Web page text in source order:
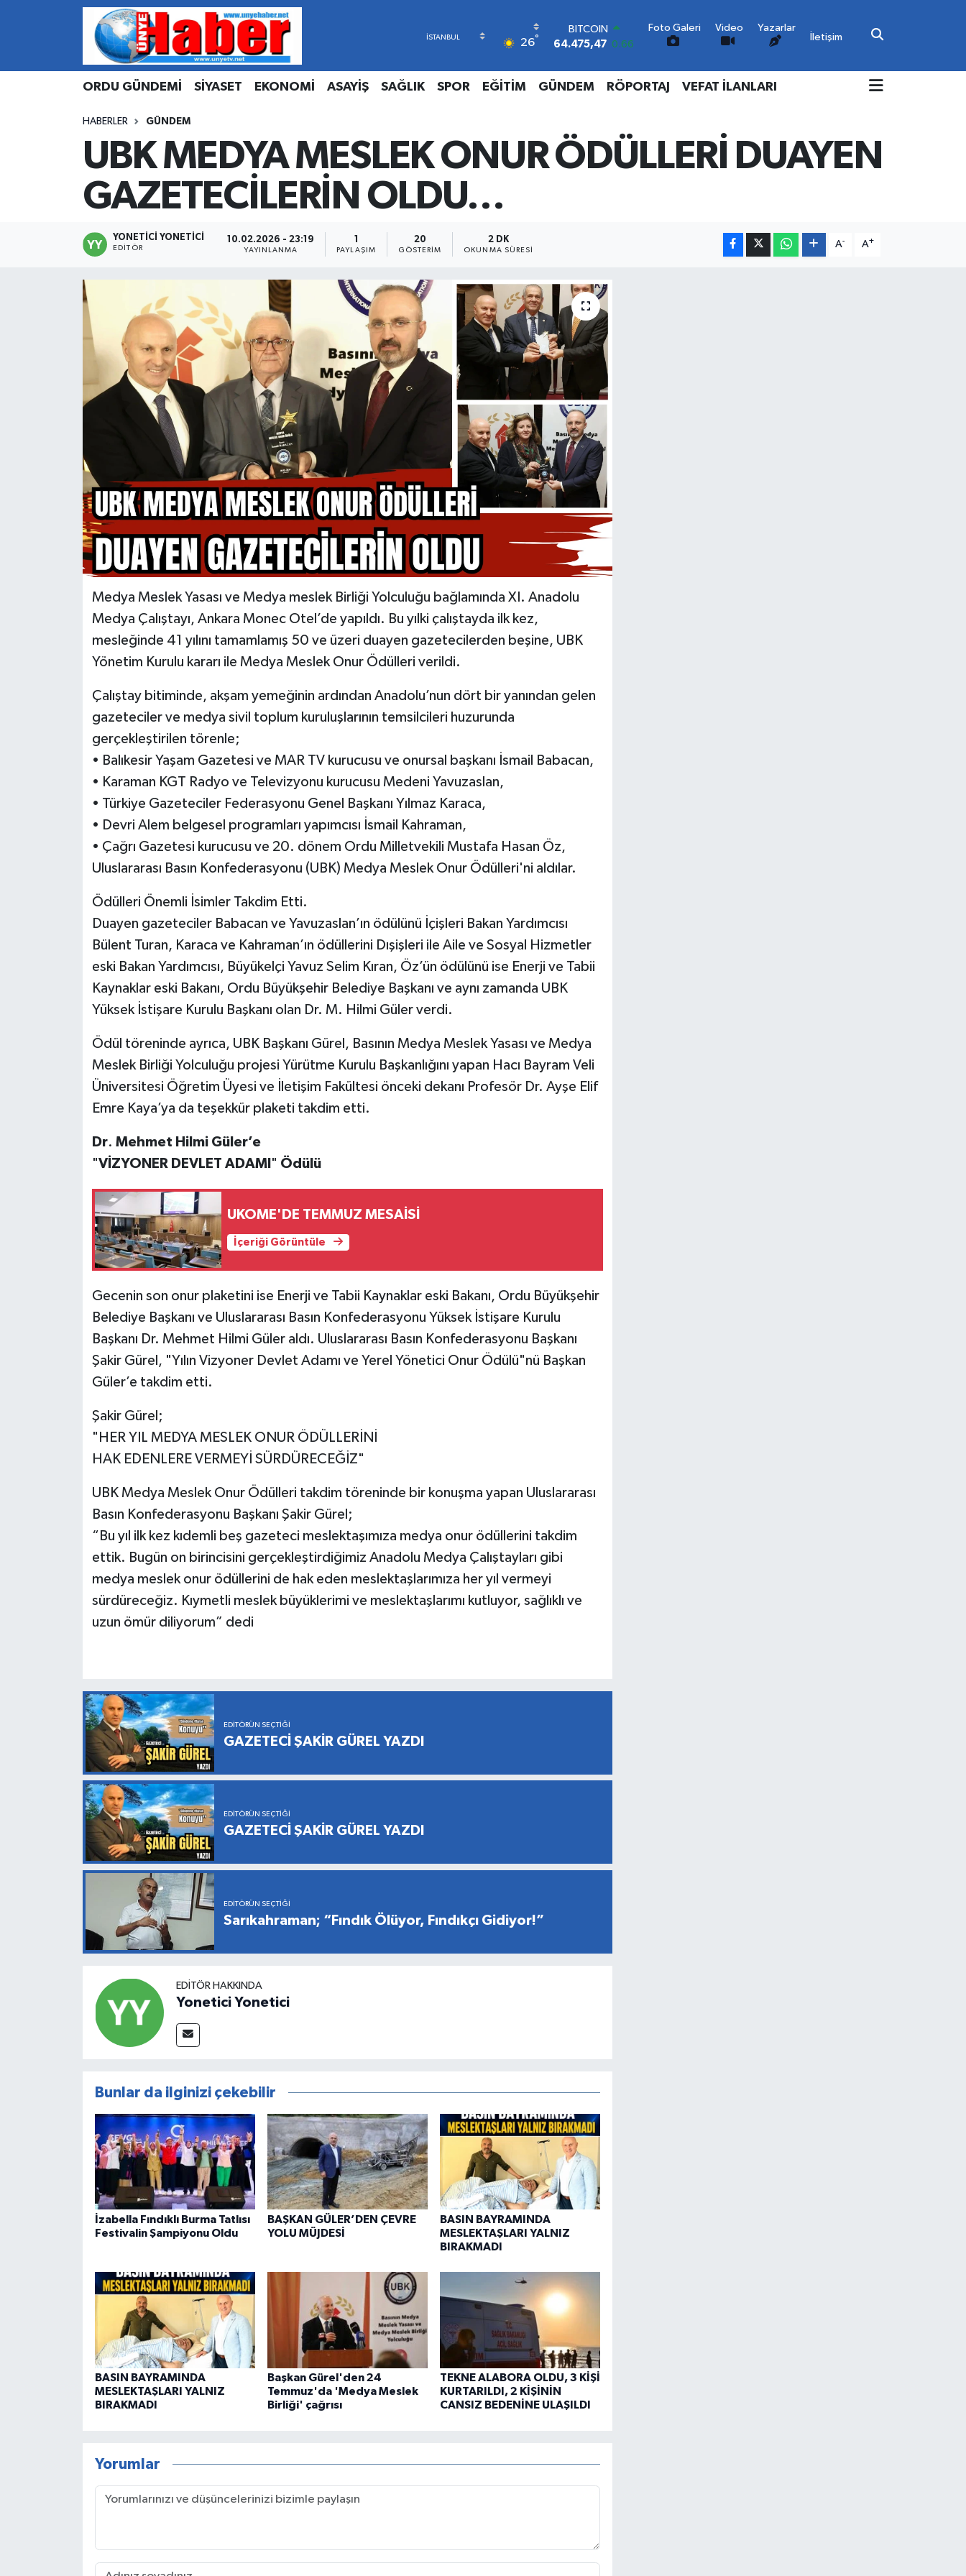
26°
BITCOIN
64.475,47 0.66
47,5986 0.06
EURO
GRAM ALTIN
6518.23
0.39
Foto Galeri Video
Yazarlar
İletişim
ORDU GÜNDEMİ SİYASET EKONOMİ ASAYİŞ SAĞLIK SPOR EĞİTİM GÜNDEM RÖPORTAJ VEFAT İLANLARI
HABERLER GÜNDEM
UBK MEDYA MESLEK ONUR ÖDÜLLERİ DUAYEN
GAZETECİLERİN OLDU…
YONETICI YONETICI
EDITÖR
10.02.2026 - 23:19
YAYINLANMA
1
PAYLAŞIM
20
GÖSTERIM
2 DK
OKUNMA SÜRESI
A- A+
Medya Meslek Yasası ve Medya meslek Birliği Yolculuğu bağlamında XI. Anadolu
Medya Çalıştayı, Ankara Monec Otel’de yapıldı. Bu yılki çalıştayda ilk kez,
mesleğinde 41 yılını tamamlamış 50 ve üzeri duayen gazetecilerden beşine, UBK
Yönetim Kurulu kararı ile Medya Meslek Onur Ödülleri verildi.
Çalıştay bitiminde, akşam yemeğinin ardından Anadolu’nun dört bir yanından gelen
gazeteciler ve medya sivil toplum kuruluşlarının temsilcileri huzurunda
gerçekleştirilen törenle;
• Balıkesir Yaşam Gazetesi ve MAR TV kurucusu ve onursal başkanı İsmail Babacan,
• Karaman KGT Radyo ve Televizyonu kurucusu Medeni Yavuzaslan,
• Türkiye Gazeteciler Federasyonu Genel Başkanı Yılmaz Karaca,
• Devri Alem belgesel programları yapımcısı İsmail Kahraman,
• Çağrı Gazetesi kurucusu ve 20. dönem Ordu Milletvekili Mustafa Hasan Öz,
Uluslararası Basın Konfederasyonu (UBK) Medya Meslek Onur Ödülleri'ni aldılar.
Ödülleri Önemli İsimler Takdim Etti.
Duayen gazeteciler Babacan ve Yavuzaslan’ın ödülünü İçişleri Bakan Yardımcısı
Bülent Turan, Karaca ve Kahraman’ın ödüllerini Dışişleri ile Aile ve Sosyal Hizmetler
eski Bakan Yardımcısı, Büyükelçi Yavuz Selim Kıran, Öz’ün ödülünü ise Enerji ve Tabii
Kaynaklar eski Bakanı, Ordu Büyükşehir Belediye Başkanı ve aynı zamanda UBK
Yüksek İstişare Kurulu Başkanı olan Dr. M. Hilmi Güler verdi.
Ödül töreninde ayrıca, UBK Başkanı Gürel, Basının Medya Meslek Yasası ve Medya
Meslek Birliği Yolculuğu projesi Yürütme Kurulu Başkanlığını yapan Hacı Bayram Veli
Üniversitesi Öğretim Üyesi ve İletişim Fakültesi önceki dekanı Profesör Dr. Ayşe Elif
Emre Kaya’ya da teşekkür plaketi takdim etti.
Dr. Mehmet Hilmi Güler’e
"VİZYONER DEVLET ADAMI " Ödülü
UKOME'DE TEMMUZ MESAİSİ
İçeriği Görüntüle
Gecenin son onur plaketini ise Enerji ve Tabii Kaynaklar eski Bakanı, Ordu Büyükşehir
Belediye Başkanı ve Uluslararası Basın Konfederasyonu Yüksek İstişare Kurulu
Başkanı Dr. Mehmet Hilmi Güler aldı. Uluslararası Basın Konfederasyonu Başkanı
Şakir Gürel, "Yılın Vizyoner Devlet Adamı ve Yerel Yönetici Onur Ödülü"nü Başkan
Güler’e takdim etti.
Şakir Gürel;
"HER YIL MEDYA MESLEK ONUR ÖDÜLLERİNİ
HAK EDENLERE VERMEYİ SÜRDÜRECEĞİZ"
UBK Medya Meslek Onur Ödülleri takdim töreninde bir konuşma yapan Uluslararası
Basın Konfederasyonu Başkanı Şakir Gürel;
“Bu yıl ilk kez kıdemli beş gazeteci meslektaşımıza medya onur ödüllerini takdim
ettik. Bugün on birincisini gerçekleştirdiğimiz Anadolu Medya Çalıştayları gibi
medya meslek onur ödüllerini de hak eden meslektaşlarımıza her yıl vermeyi
sürdüreceğiz. Kıymetli meslek büyüklerimi ve meslektaşlarımı kutluyor, sağlıklı ve
uzun ömür diliyorum” dedi
EDITÖRÜN SEÇTIĞI
GAZETECİ ŞAKİR GÜREL YAZDI
EDITÖRÜN SEÇTIĞI
GAZETECİ ŞAKİR GÜREL YAZDI
EDITÖRÜN SEÇTIĞI
Sarıkahraman; “Fındık Ölüyor, Fındıkçı Gidiyor!”
EDITÖR HAKKINDA
Yonetici Yonetici
Bunlar da ilginizi çekebilir
İzabella Fındıklı Burma Tatlısı
Festivalin Şampiyonu Oldu
BAŞKAN GÜLER’DEN ÇEVRE
YOLU MÜJDESİ
BASIN BAYRAMINDA
MESLEKTAŞLARI YALNIZ
BIRAKMADI
BASIN BAYRAMINDA
MESLEKTAŞLARI YALNIZ
BIRAKMADI
Başkan Gürel'den 24
Temmuz'da 'Medya Meslek
Birliği' çağrısı
TEKNE ALABORA OLDU, 3 KİŞİ
KURTARILDI, 2 KİŞİNİN
CANSIZ BEDENİNE ULAŞILDI
Yorumlar
Hava Durumu
Trafik Durumu
Süper Lig Puan Durumu ve Fikstür
Tüm Manşetler
Son Dakika Haberleri
Haber Arşivi